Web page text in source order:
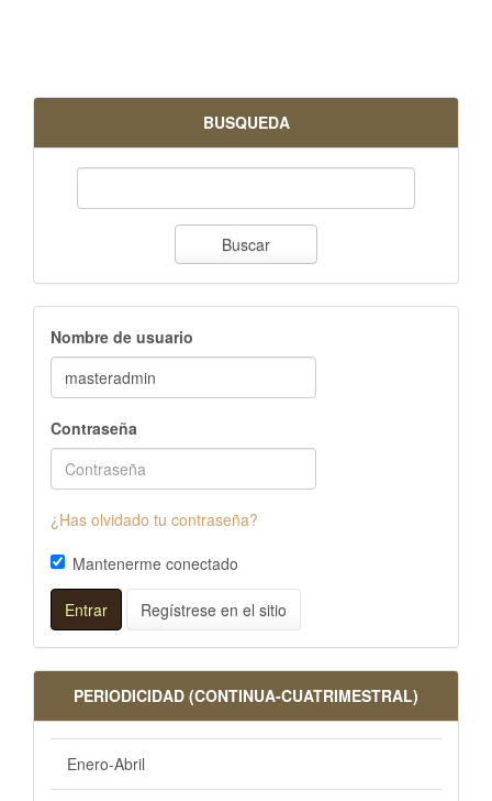
BUSQUEDA
Buscar
Nombre de usuario
Contraseña
¿Has olvidado tu contraseña?
Mantenerme conectado
Entrar Regístrese en el sitio
PERIODICIDAD (CONTINUA-CUATRIMESTRAL)
Enero-Abril